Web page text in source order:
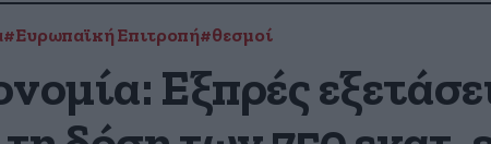
#Ευρωπαϊκή Επιτροπή#θεσμοί
Εξπρές